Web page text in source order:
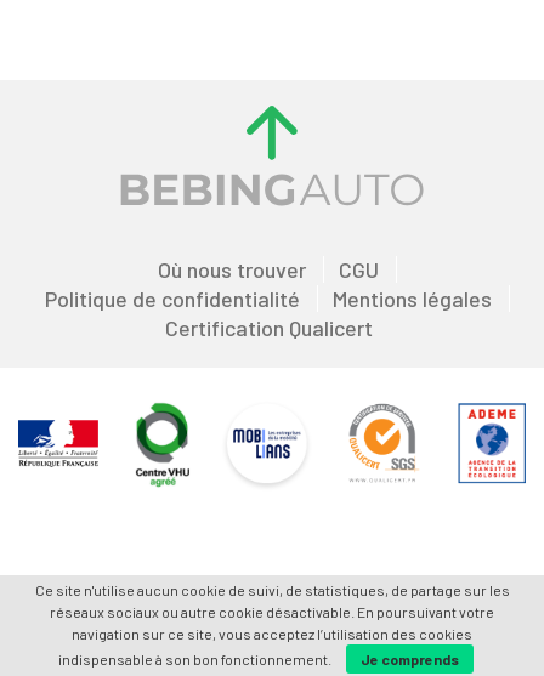
Où nous trouver
CGU
Politique de confidentialité
Mentions légales
Certification Qualicert
Ce site n'utilise aucun cookie de suivi, de statistiques, de partage sur les
réseaux sociaux ou autre cookie désactivable. En poursuivant votre
navigation sur ce site, vous acceptez l’utilisation des cookies
indispensable à son bon fonctionnement.
Je comprends